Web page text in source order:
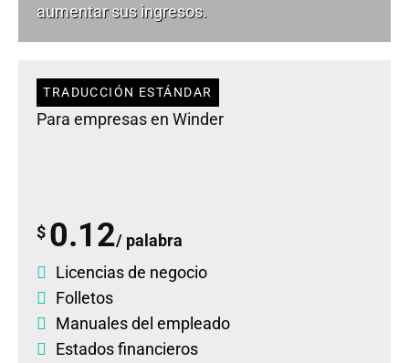
aumentar sus ingresos.
TRADUCCIÓN ESTÁNDAR
Para empresas en Winder
$ 0.12/ palabra
Licencias de negocio
Folletos
Manuales del empleado
Estados financieros